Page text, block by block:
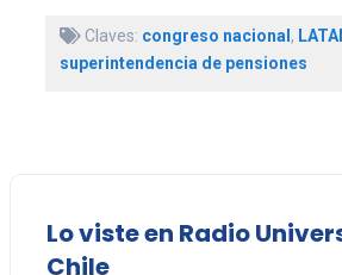
Claves: congreso nacional,
superintendencia de pensiones
Lo viste en Radio
Chile